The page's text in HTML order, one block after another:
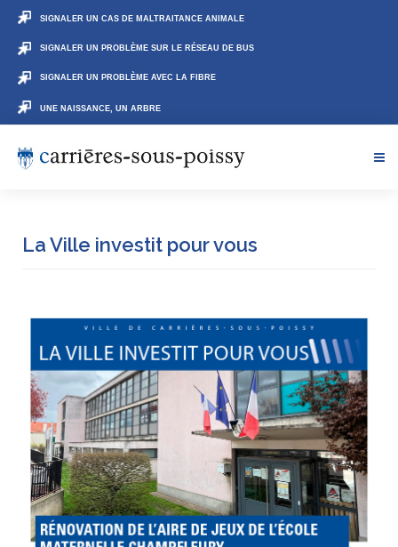
SIGNALER UN CAS DE MALTRAITANCE ANIMALE
SIGNALER UN PROBLÈME SUR LE RÉSEAU DE BUS
SIGNALER UN PROBLÈME AVEC LA FIBRE
UNE NAISSANCE, UN ARBRE
La Ville investit pour vous